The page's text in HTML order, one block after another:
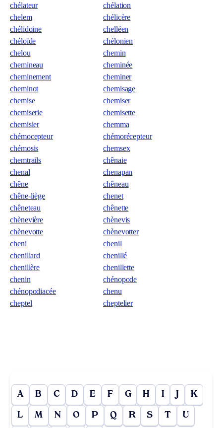
chélateur
chélation
chelem
chélicère
chélidoine
chelléen
chéloïde
chélonien
chelou
chemin
chemineau
cheminée
cheminement
cheminer
cheminot
chemisage
chemise
chemiser
chemiserie
chemisette
chemisier
chemma
chémocepteur
chémorécepteur
chémosis
chemsex
chemtrails
chênaie
chenal
chenapan
chêne
chêneau
chêne-liège
chenet
chêneteau
chênette
chènevière
chènevis
chènevotte
chènevotter
cheni
chenil
chenillard
chenillé
chenillère
chenillette
chenin
chénopode
chénopodiacée
chenu
cheptel
cheptelier
A B C D E F G H I J K
L M N O P Q R S T U